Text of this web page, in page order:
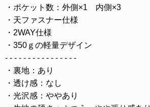
・ポケット数：外側×1 内側×3
・天ファスナー仕様
・2WAY仕様
・350ｇの軽量デザイン
- - - - - - - - - - - - - - - -
・裏地：あり
・透け感：なし
・光沢感：ややあり